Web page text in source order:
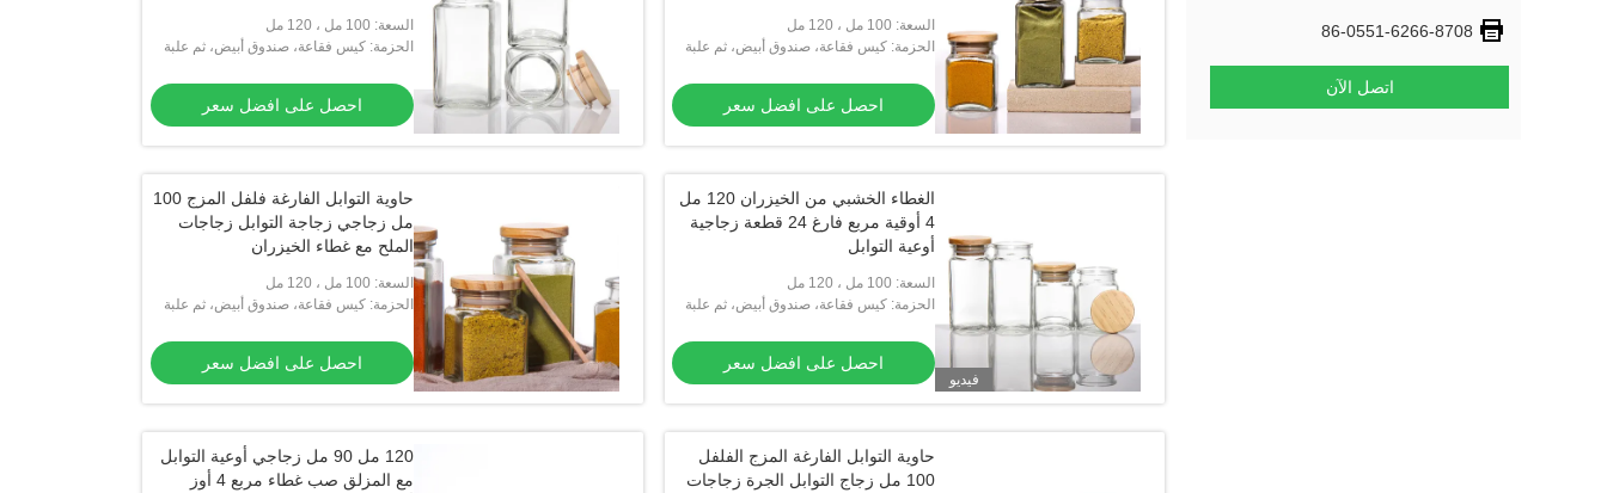
86-0551-6266-8708
اتصل الآن
السعة: 100 مل ، 120 مل
الحزمة: كيس فقاعة، صندوق أبيض، ثم علبة
احصل على افضل سعر
السعة: 100 مل ، 120 مل
الحزمة: كيس فقاعة، صندوق أبيض، ثم علبة
احصل على افضل سعر
فيديو
الغطاء الخشبي من الخيزران 120 مل
4 أوقية مربع فارغ 24 قطعة زجاجية
أوعية التوابل
السعة: 100 مل ، 120 مل
الحزمة: كيس فقاعة، صندوق أبيض، ثم علبة
احصل على افضل سعر
حاوية التوابل الفارغة فلفل المزج 100
مل زجاجي زجاجة التوابل زجاجات
الملح مع غطاء الخيزران
السعة: 100 مل ، 120 مل
الحزمة: كيس فقاعة، صندوق أبيض، ثم علبة
احصل على افضل سعر
حاوية التوابل الفارغة المزج الفلفل
100 مل زجاج التوابل الجرة زجاجات
120 مل 90 مل زجاجي أوعية التوابل
مع المزلق صب غطاء مربع 4 أوز